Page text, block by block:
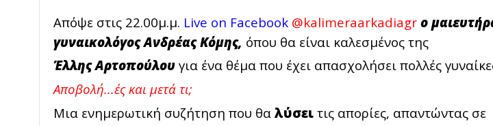
Απόψε στις 22.00μ.μ. Live on Facebook @kalimeraarkadiagr ο
γυναικολόγος Ανδρέας Κόμης, όπου θα είναι καλεσμένος της
Έλλης Αρτοπούλου για ένα θέμα που έχει απασχολήσει πολλές
Αποβολή...ές και μετά τι;
Μια ενημερωτική συζήτηση που θα λύσει τις απορίες, απαντώντας σε